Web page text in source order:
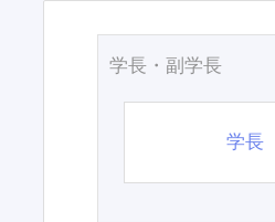
学長・副学長
学長